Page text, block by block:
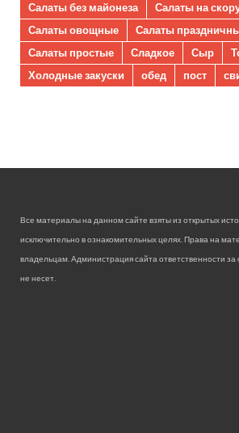
Салаты без майонеза
Салаты на
Салаты овощные
Салаты
Салаты простые
Сладкое Сыр
Холодные закуски
обед пост
Все материалы на данном сайте взяты из открытых
исключительно в ознакомительных целях. Права на
владельцам. Администрация сайта ответственности
не несет.